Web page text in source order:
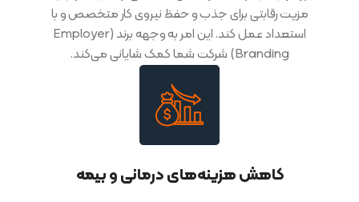
مزیت رقابتی برای جذب و حفظ نیروی کار متخصص و با
استعداد عمل کند. این امر به وجهه برند (Employer
Branding) شرکت شما کمک شایانی می‌کند.
کاهش هزینه‌های درمانی و بیمه